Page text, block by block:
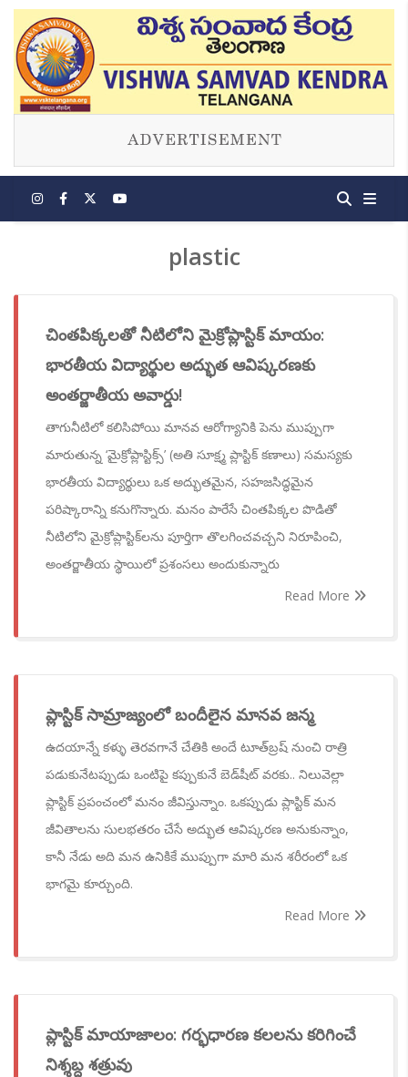
plastic
చింతపిక్కలతో నీటిలోని మైక్రోప్లాస్టిక్ మాయం:
భారతీయ విద్యార్థుల అద్భుత ఆవిష్కరణకు
అంతర్జాతీయ అవార్డు!
తాగునీటిలో కలిసిపోయి మానవ ఆరోగ్యానికి పెను ముప్పుగా
మారుతున్న ‘మైక్రోప్లాస్టిక్స్’ (అతి సూక్ష్మ ప్లాస్టిక్ కణాలు) సమస్యకు
భారతీయ విద్యార్థులు ఒక అద్భుతమైన, సహజసిద్ధమైన
పరిష్కారాన్ని కనుగొన్నారు. మనం పారేసే చింతపిక్కల పొడితో
నీటిలోని మైక్రోప్లాస్టిక్‌లను పూర్తిగా తొలగించవచ్చని నిరూపించి,
అంతర్జాతీయ స్థాయిలో ప్రశంసలు అందుకున్నారు
Read More
ప్లాస్టిక్ సామ్రాజ్యంలో బందీలైన మానవ జన్మ
ఉదయాన్నే కళ్ళు తెరవగానే చేతికి అందే టూత్‌బ్రష్ నుంచి రాత్రి
పడుకునేటప్పుడు ఒంటిపై కప్పుకునే బెడ్‌షీట్ వరకు.. నిలువెల్లా
ప్లాస్టిక్ ప్రపంచంలో మనం జీవిస్తున్నాం. ఒకప్పుడు ప్లాస్టిక్ మన
జీవితాలను సులభతరం చేసే అద్భుత ఆవిష్కరణ అనుకున్నాం,
కానీ నేడు అది మన ఉనికికే ముప్పుగా మారి మన శరీరంలో ఒక
భాగమై కూర్చుంది.
Read More
ప్లాస్టిక్ మాయాజాలం: గర్భధారణ కలలను కరిగించే
నిశ్శబ్ద శత్రువు